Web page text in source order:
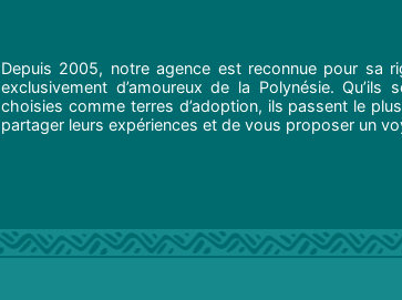
Depuis 2005, notre agence est reconnue pour sa
exclusivement d’amoureux de la Polynésie.
choisies comme terres d’adoption, ils passent le
partager leurs expériences et de vous proposer un